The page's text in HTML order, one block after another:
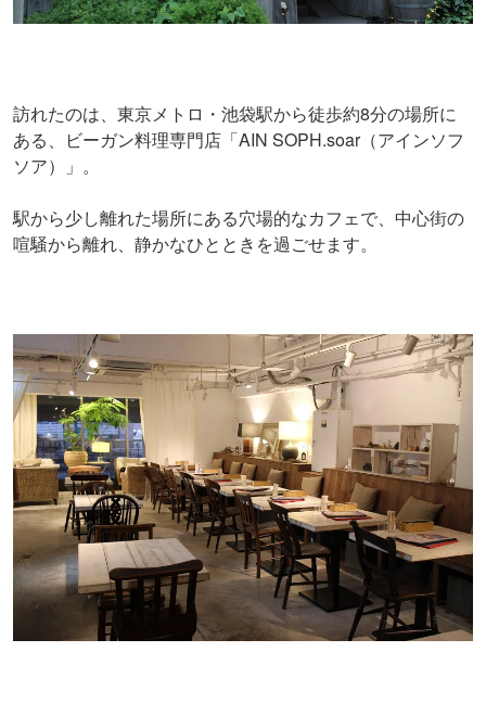
訪れたのは、東京メトロ・池袋駅から徒歩約8分の場所に
ある、ビーガン料理専門店「AIN SOPH.soar（アインソフ
ソア）」。
駅から少し離れた場所にある穴場的なカフェで、中心街の
喧騒から離れ、静かなひとときを過ごせます。